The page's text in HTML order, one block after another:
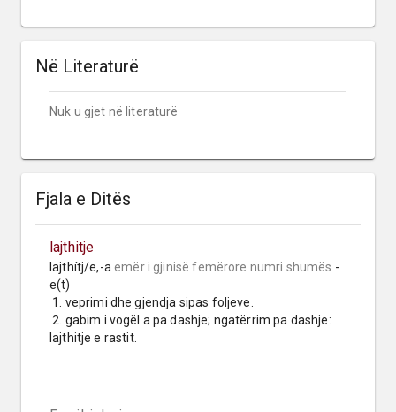
Në Literaturë
Nuk u gjet në literaturë
Fjala e Ditës
lajthitje
lajthítj/e,-a emër i gjinisë femërore numri shumës -
e(t)
2. gabim i vogël a pa dashje; ngatërrim pa dashje:
lajthitje e rastit.